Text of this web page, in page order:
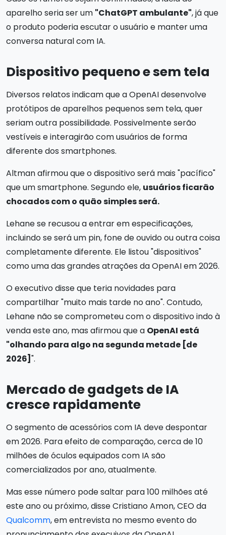
aparelho seria ser um "ChatGPT ambulante", já que
o produto poderia escutar o usuário e manter uma
conversa natural com IA.
Dispositivo pequeno e sem tela
Diversos relatos indicam que a OpenAI desenvolve
protótipos de aparelhos pequenos sem tela, quer
seriam outra possibilidade. Possivelmente serão
vestíveis e interagirão com usuários de forma
diferente dos smartphones.
Altman afirmou que o dispositivo será mais "pacífico"
que um smartphone. Segundo ele, usuários ficarão
chocados com o quão simples será.
Lehane se recusou a entrar em especificações,
incluindo se será um pin, fone de ouvido ou outra coisa
completamente diferente. Ele listou "dispositivos"
como uma das grandes atrações da OpenAI em 2026.
O executivo disse que teria novidades para
compartilhar "muito mais tarde no ano". Contudo,
Lehane não se comprometeu com o dispositivo indo à
venda este ano, mas afirmou que a OpenAI está
"olhando para algo na segunda metade [de
2026] ".
Mercado de gadgets de IA
cresce rapidamente
O segmento de acessórios com IA deve despontar
em 2026. Para efeito de comparação, cerca de 10
milhões de óculos equipados com IA são
comercializados por ano, atualmente.
Mas esse número pode saltar para 100 milhões até
este ano ou próximo, disse Cristiano Amon, CEO da
Qualcomm, em entrevista no mesmo evento do